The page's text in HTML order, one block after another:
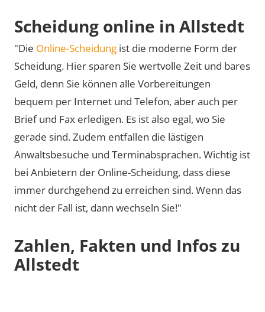
Scheidung online in Allstedt
"Die Online-Scheidung ist die moderne Form der
Scheidung. Hier sparen Sie wertvolle Zeit und bares
Geld, denn Sie können alle Vorbereitungen
bequem per Internet und Telefon, aber auch per
Brief und Fax erledigen. Es ist also egal, wo Sie
gerade sind. Zudem entfallen die lästigen
Anwaltsbesuche und Terminabsprachen. Wichtig ist
bei Anbietern der Online-Scheidung, dass diese
immer durchgehend zu erreichen sind. Wenn das
nicht der Fall ist, dann wechseln Sie!"
Zahlen, Fakten und Infos zu
Allstedt